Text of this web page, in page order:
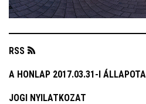
RSS
A HONLAP 2017.03.31-I ÁLLAPOTA
JOGI NYILATKOZAT